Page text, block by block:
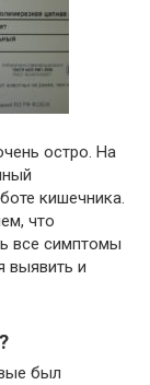
остро. На
кишечника.
что
все симптомы
выявить и
был